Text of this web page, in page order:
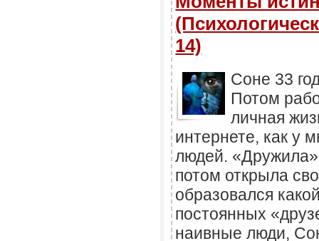
14)
Соне 33
Потом
личная
интернете, как у
людей.
потом открыла
образовался
постоянных
наивные люди,